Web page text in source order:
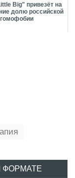
Big" привезёт на
долю российской
гомофобии
ФОРМАТЕ